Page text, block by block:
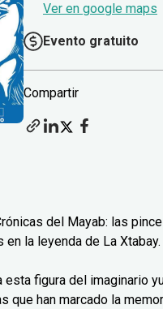
Ver en google maps
Evento gratuito
Compartir
del Mayab: las
la leyenda de La Xtabay.
figura del imaginario
han marcado la